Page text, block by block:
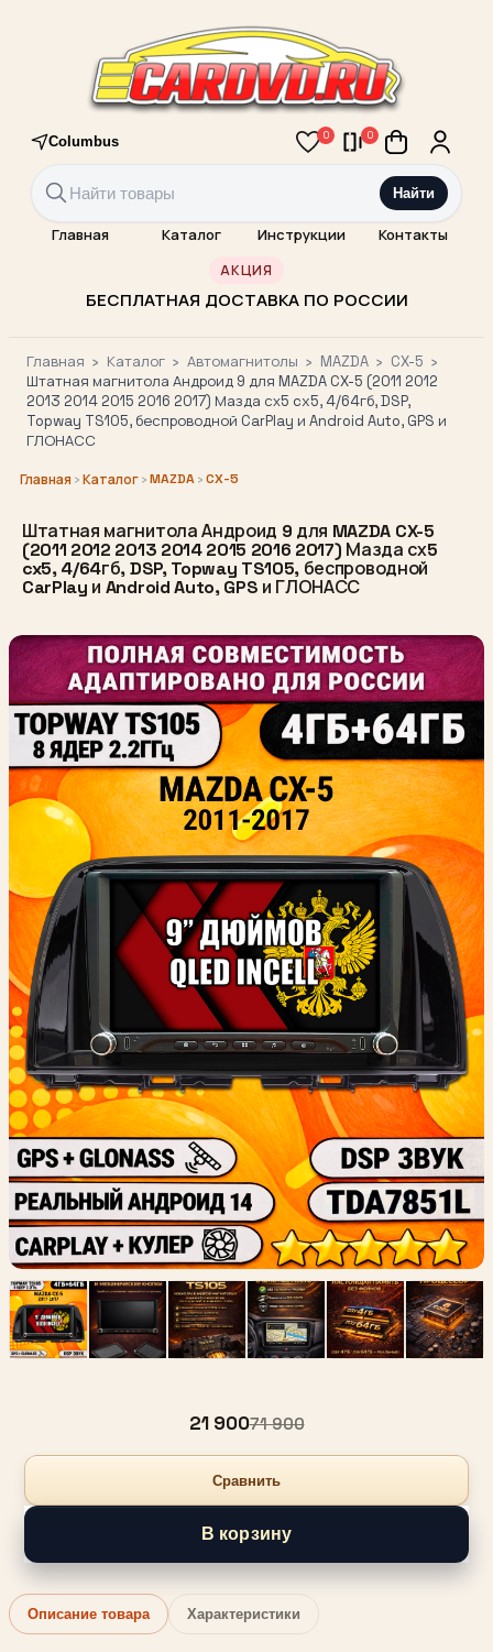
Columbus 0 0
Найти
Главная Каталог Инструкции Контакты
АКЦИЯ
БЕСПЛАТНАЯ ДОСТАВКА ПО РОССИИ
Главная › Каталог › Автомагнитолы › MAZDA › CX-5 ›
Штатная магнитола Андроид 9 для MAZDA CX-5 (2011 2012
2013 2014 2015 2016 2017) Мазда сх5 cx5, 4/64гб, DSP,
Topway TS105, беспроводной CarPlay и Android Auto, GPS и
ГЛОНАСС
Главная ›Каталог›MAZDA›CX-5
Штатная магнитола Андроид 9 для MAZDA CX-5
(2011 2012 2013 2014 2015 2016 2017) Мазда сх5
cx5, 4/64гб, DSP, Topway TS105, беспроводной
CarPlay и Android Auto, GPS и ГЛОНАСС
21 90071 900
Сравнить
В корзину
Описание товара Характеристики